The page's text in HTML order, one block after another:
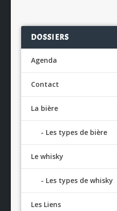
DOSSIERS
Agenda
Contact
La bière
Les types de bière
Le whisky
Les types de whisky
Les Liens